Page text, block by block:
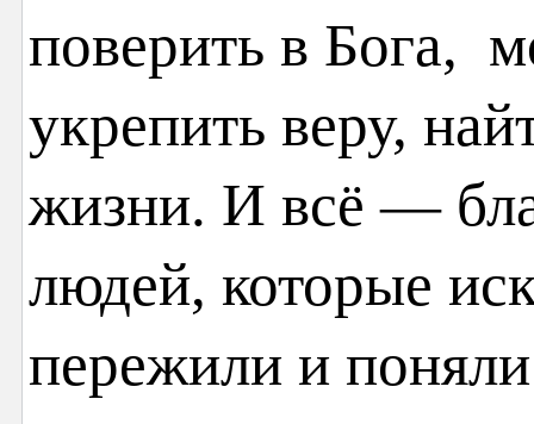
поверить в Бога,
укрепить веру,
жизни. И всё —
людей, которые
пережили и